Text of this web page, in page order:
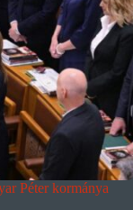
Péter kormánya